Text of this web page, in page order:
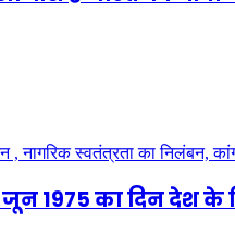
1975 का दिन देश के